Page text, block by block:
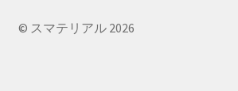
© スマテリアル 2026